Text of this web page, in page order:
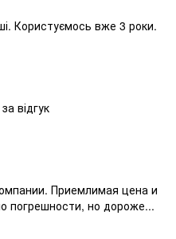
Користуємось вже 3 роки.
відгук
Приемлимая цена и
погрешности, но дороже...